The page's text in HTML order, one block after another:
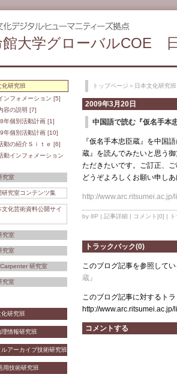
館大学グローバルCOE
化研究班
ンフォメーション [5]
容の説明 [7]
年個別活動計画 [1]
年個別活動計画 [10]
動の紹介Ｓｉｔｅ [6]
動インフォメーション
究室
研究室コンテンツ集
文化芸術資料公開サイ
究室
究室
研究室
究室
研究班
理情報研究班
アーカイブ技術研究班
用技術研究班
トップページ ＞ 日本文化研究班
2009年3月20日
中国語で読む『仮名手本
『仮名手本忠臣蔵』を中国
蔵』を読んでみたいと思う
ただきたいです。ご訂正、
どうぞよろしくお願い申し
http://
by 8P | 記事詳細 | コメント[0] |
トラックバック(0)
このブログ記事を参照して
蔵』
このブログ記事に対するト
http://
コメントする